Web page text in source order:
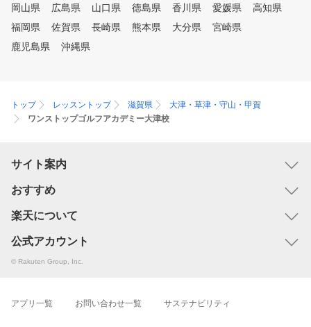
岡山県
広島県 山口県 徳島県 香川県 愛媛県
高知県
福岡県
佐賀県 長崎県 熊本県 大分県
宮崎県
鹿児島県
沖縄県
トップ レッスントップ 滋賀県
大津・草津・守山・甲賀
ワンストップゴルフアカデミー大津校
サイト案内
おすすめ
楽天について
公式アカウント
© Rakuten Group, Inc.
アプリ一覧 お問い合わせ一覧 サステナビリティ